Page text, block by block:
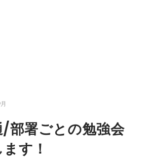
部署ごとの勉強会
す！